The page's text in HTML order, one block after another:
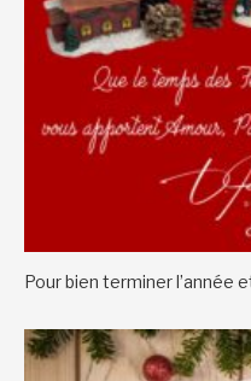
Pour bien terminer l’année